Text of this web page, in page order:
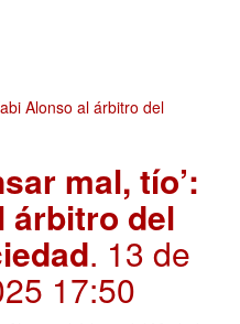
mal, tío’:
árbitro del
. 13 de
17:50